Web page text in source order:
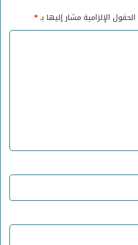
الحقول الإلزامية مشار إليها بـ*